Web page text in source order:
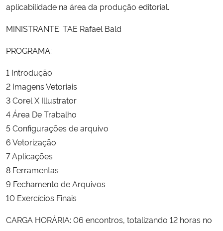
aplicabilidade na área da produção editorial.
MINISTRANTE: TAE Rafael Bald
PROGRAMA:
1 Introdução
2 Imagens Vetoriais
3 Corel X Illustrator
4 Área De Trabalho
5 Configurações de arquivo
6 Vetorização
7 Aplicações
8 Ferramentas
9 Fechamento de Arquivos
10 Exercícios Finais
CARGA HORÁRIA: 06 encontros, totalizando 12 horas no